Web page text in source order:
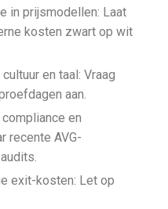
in prijsmodellen: Laat
kosten zwart op wit
en taal: Vraag
aan.
en
recente AVG-
exit-kosten: Let op